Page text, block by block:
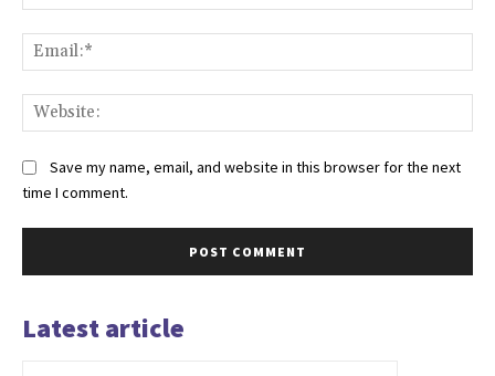
Save my name, email, and website in this browser for the next
time I comment.
Latest article